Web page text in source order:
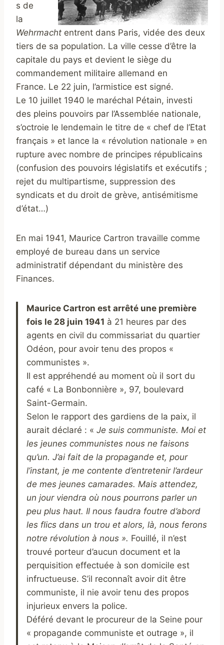
s de
la
Wehrmacht entrent dans Paris, vidée des deux
tiers de sa population. La ville cesse d’être la
capitale du pays et devient le siège du
commandement militaire allemand en
France. Le 22 juin, l’armistice est signé.
Le 10 juillet 1940 le maréchal Pétain, investi
des pleins pouvoirs par l’Assemblée nationale,
s’octroie le lendemain le titre de « chef de l’Etat
français » et lance la « révolution nationale » en
rupture avec nombre de principes républicains
(confusion des pouvoirs législatifs et exécutifs ;
rejet du multipartisme, suppression des
syndicats et du droit de grève, antisémitisme
d’état…)
En mai 1941, Maurice Cartron travaille comme
employé de bureau dans un service
administratif dépendant du ministère des
Finances.
Maurice Cartron est arrêté une première
fois le 28 juin 1941 à 21 heures par des
agents en civil du commissariat du quartier
Odéon, pour avoir tenu des propos «
communistes ».
Il est appréhendé au moment où il sort du
café « La Bonbonnière », 97, boulevard
Saint-Germain.
Selon le rapport des gardiens de la paix, il
aurait déclaré : « Je suis communiste. Moi et
les jeunes communistes nous ne faisons
qu’un. J’ai fait de la propagande et, pour
l’instant, je me contente d’entretenir l’ardeur
de mes jeunes camarades. Mais attendez,
un jour viendra où nous pourrons parler un
peu plus haut. Il nous faudra foutre d’abord
les flics dans un trou et alors, là, nous ferons
notre révolution à nous ». Fouillé, il n’est
trouvé porteur d’aucun document et la
perquisition effectuée à son domicile est
infructueuse. S’il reconnaît avoir dit être
communiste, il nie avoir tenu des propos
injurieux envers la police.
Déféré devant le procureur de la Seine pour
« propagande communiste et outrage », il